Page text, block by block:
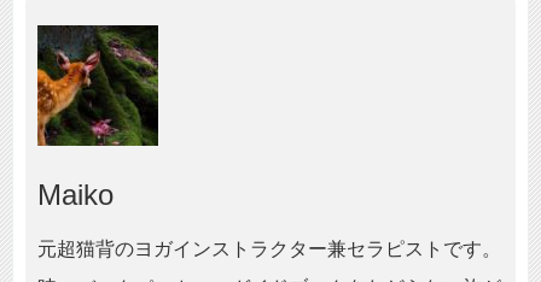
Maiko
元超猫背のヨガインストラクター兼セラピストです。